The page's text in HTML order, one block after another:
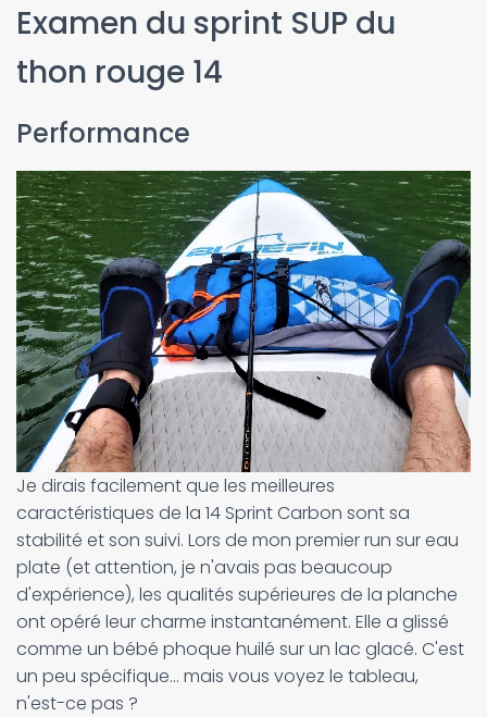
Examen du sprint SUP du
thon rouge 14
Performance
Je dirais facilement que les meilleures
caractéristiques de la 14 Sprint Carbon sont sa
stabilité et son suivi. Lors de mon premier run sur eau
plate (et attention, je n'avais pas beaucoup
d'expérience), les qualités supérieures de la planche
ont opéré leur charme instantanément. Elle a glissé
comme un bébé phoque huilé sur un lac glacé. C'est
un peu spécifique... mais vous voyez le tableau,
n'est-ce pas ?